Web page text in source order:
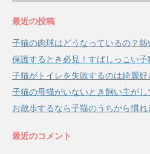
最近の投稿
子猫の肉球はどうなっているの？
保護するとき必見！すばしっこい
子猫がトイレを失敗するのは綺麗
子猫の母猫がいないとき飼い主が
お散歩するなら子猫のうちから慣
最近のコメント